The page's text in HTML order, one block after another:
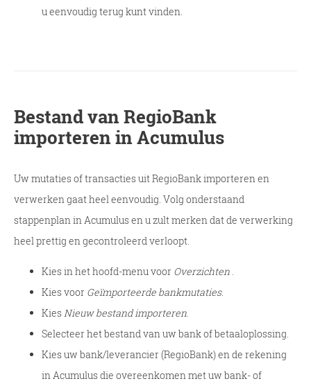
u eenvoudig terug kunt vinden.
Bestand van RegioBank
importeren in Acumulus
Uw mutaties of transacties uit RegioBank importeren en
verwerken gaat heel eenvoudig. Volg onderstaand
stappenplan in Acumulus en u zult merken dat de verwerking
heel prettig en gecontroleerd verloopt.
Kies in het hoofd-menu voor Overzichten .
Kies voor Geïmporteerde bankmutaties.
Kies Nieuw bestand importeren.
Selecteer het bestand van uw bank of betaaloplossing.
Kies uw bank/leverancier (RegioBank) en de rekening
in Acumulus die overeenkomen met uw bank- of